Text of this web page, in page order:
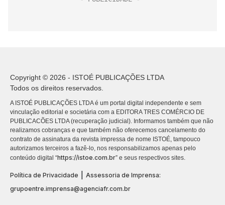
Copyright © 2026 - ISTOÉ PUBLICAÇÕES LTDA
Todos os direitos reservados.
A ISTOÉ PUBLICAÇÕES LTDA é um portal digital independente e sem
vinculação editorial e societária com a EDITORA TRES COMÉRCIO DE
PUBLICACÕES LTDA (recuperação judicial). Informamos também que não
realizamos cobranças e que também não oferecemos cancelamento do
contrato de assinatura da revista impressa de nome ISTOÉ, tampouco
autorizamos terceiros a fazê-lo, nos responsabilizamos apenas pelo
conteúdo digital “https://istoe.com.br” e seus respectivos sites.
Política de Privacidade
Assessoria de Imprensa:
grupoentre.imprensa@agenciafr.com.br